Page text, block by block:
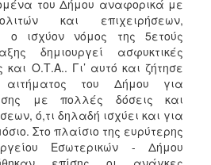
του Δήμου αναφορικά με
και επιχειρήσεων,
ο ισχύον νόμος της 5ετούς
δημιουργεί ασφυκτικές
και Ο.Τ.Α.. Γι’ αυτό και ζήτησε
του Δήμου για
με πολλές δόσεις και
ό,τι δηλαδή ισχύει και για
Στο πλαίσιο της ευρύτερης
Εσωτερικών - Δήμου